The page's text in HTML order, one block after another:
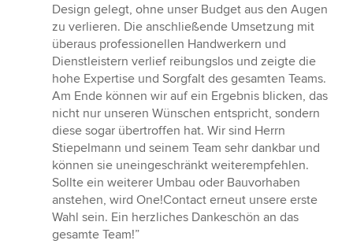
Design gelegt, ohne unser Budget aus den Augen
zu verlieren. Die anschließende Umsetzung mit
überaus professionellen Handwerkern und
Dienstleistern verlief reibungslos und zeigte die
hohe Expertise und Sorgfalt des gesamten Teams.
Am Ende können wir auf ein Ergebnis blicken, das
nicht nur unseren Wünschen entspricht, sondern
diese sogar übertroffen hat. Wir sind Herrn
Stiepelmann und seinem Team sehr dankbar und
können sie uneingeschränkt weiterempfehlen.
Sollte ein weiterer Umbau oder Bauvorhaben
anstehen, wird One!Contact erneut unsere erste
Wahl sein. Ein herzliches Dankeschön an das
gesamte Team!”